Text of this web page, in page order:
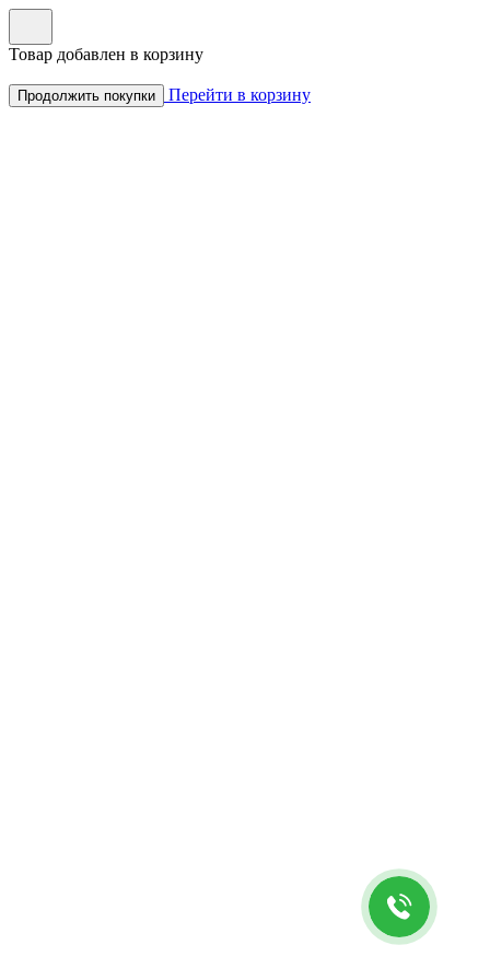
Товар добавлен в корзину
Продолжить покупки Перейти в корзину